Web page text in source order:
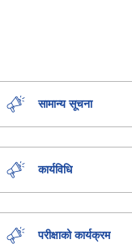
सामान्य सूचना
कार्यविधि
परीक्षाको कार्यक्रम